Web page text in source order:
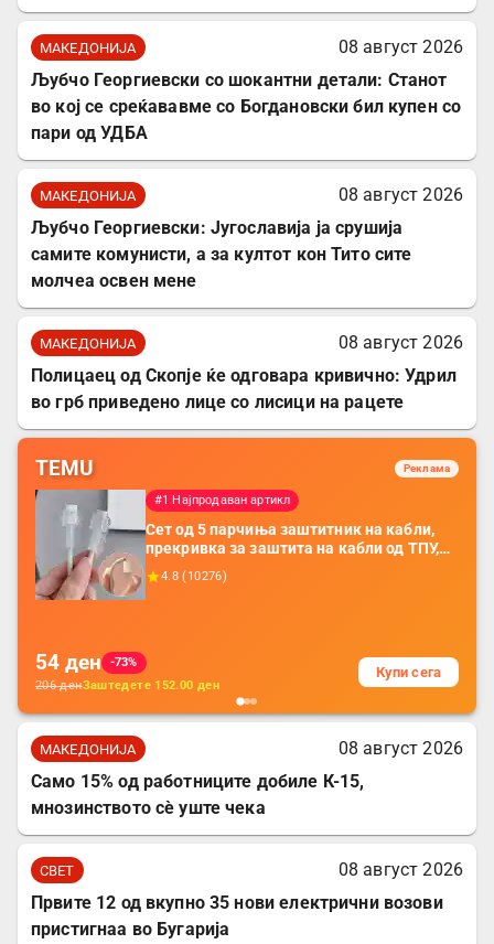
МАКЕДОНИЈА
08 август 2026
Љубчо Георгиевски со шокантни детали: Станот
во кој се среќававме со Богдановски бил купен со
пари од УДБА
МАКЕДОНИЈА
08 август 2026
Љубчо Георгиевски: Југославија ја срушија
самите комунисти, а за култот кон Тито сите
молчеа освен мене
МАКЕДОНИЈА
08 август 2026
Полицаец од Скопје ќе одговара кривично: Удрил
во грб приведено лице со лисици на рацете
TEMU Реклама
#1 Најпродаван артикл
Сет од 5 парчиња заштитник на кабли,
прекривка за заштита на кабли од ТПУ,
додатоци за заштита на кабли, без
батерија, за мобилни телефони, комплет
4.8 ( 10276)
54 ден
-73%
206денЗаштедете 152.00 ден
Купи сега
МАКЕДОНИЈА
08 август 2026
Само 15% од работниците добиле К-15,
мнозинството сè уште чека
СВЕТ
08 август 2026
Првите 12 од вкупно 35 нови електрични возови
пристигнаа во Бугарија